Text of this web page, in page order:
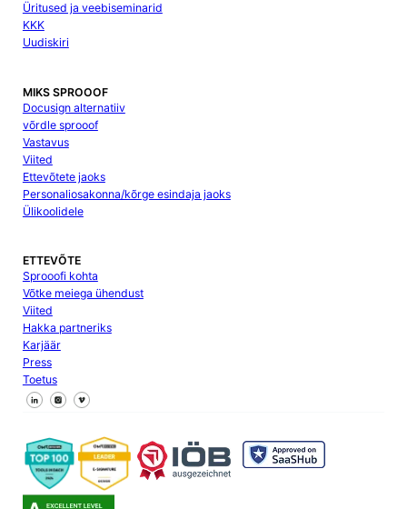
Üritused ja veebiseminarid
KKK
Uudiskiri
MIKS SPROOOF
Docusign alternatiiv
võrdle sprooof
Vastavus
Viited
Ettevõtete jaoks
Personaliosakonna/kõrge esindaja jaoks
Ülikoolidele
ETTEVÕTE
Sprooofi kohta
Võtke meiega ühendust
Viited
Hakka partneriks
Karjäär
Press
Toetus
Jälgi meid Facebookis
Jälgi meid X
Jälgi meid LinkedInis